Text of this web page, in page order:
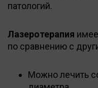
патологий.
Лазеротерапия
по сравнению с
Можно лечить